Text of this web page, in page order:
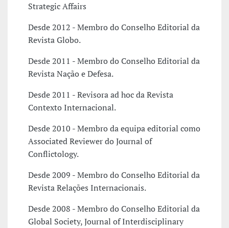
Strategic Affairs
Desde 2012 - Membro do Conselho Editorial da
Revista Globo.
Desde 2011 - Membro do Conselho Editorial da
Revista Nação e Defesa.
Desde 2011 - Revisora ad hoc da Revista
Contexto Internacional.
Desde 2010 - Membro da equipa editorial como
Associated Reviewer do Journal of
Conflictology.
Desde 2009 - Membro do Conselho Editorial da
Revista Relações Internacionais.
Desde 2008 - Membro do Conselho Editorial da
Global Society, Journal of Interdisciplinary